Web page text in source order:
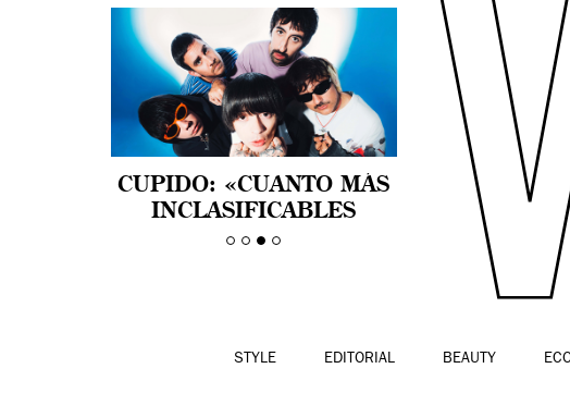
CUPIDO: «CUANTO MÁS
INCLASIFICABLES
SEAMOS, MEJOR NOS
NATALIA LACUNZA:
“APRENDER A
DISFRUTAR TAMBIÉN ES
STYLE EDITORIAL BEAUTY